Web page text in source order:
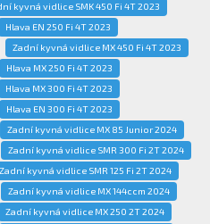
kyvná vidlice SMK 450 Fi 4T 2023
Hlava EN 250 Fi 4T 2023
Zadní kyvná vidlice MX 450 Fi 4T 2023
Hlava MX 250 Fi 4T 2023
Hlava MX 300 Fi 4T 2023
Hlava EN 300 Fi 4T 2023
Zadní kyvná vidlice MX 85 Junior 2024
Zadní kyvná vidlice SMR 300 Fi 2T 2024
Zadní kyvná vidlice SMR 125 Fi 2T 2024
Zadní kyvná vidlice MX 144ccm 2024
Zadní kyvná vidlice MX 250 2T 2024